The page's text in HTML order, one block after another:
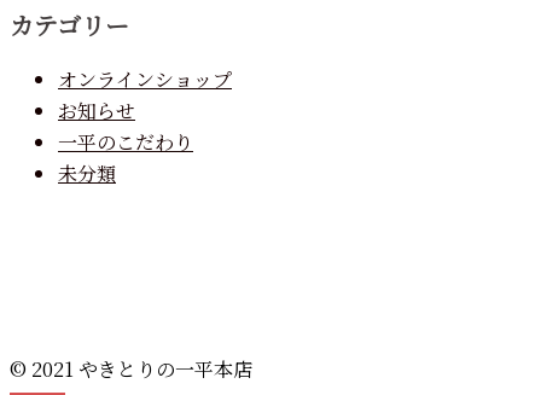
カテゴリー
オンラインショップ
お知らせ
一平のこだわり
未分類
© 2021 やきとりの一平本店